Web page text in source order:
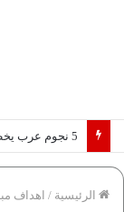
الرئيسية / اهداف